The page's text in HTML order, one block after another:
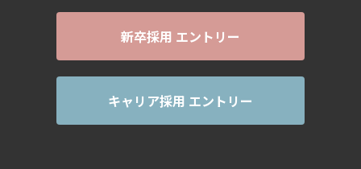
新卒採用 エントリー
キャリア採用 エントリー